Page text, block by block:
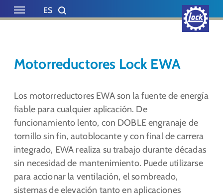
Skip to main content
Skip to page footer
ES
Motorreductores Lock EWA
Los motorreductores EWA son la fuente de energía
fiable para cualquier aplicación. De
funcionamiento lento, con DOBLE engranaje de
tornillo sin fin, autoblocante y con final de carrera
integrado, EWA realiza su trabajo durante décadas
sin necesidad de mantenimiento. Puede utilizarse
para accionar la ventilación, el sombreado,
sistemas de elevación tanto en aplicaciones